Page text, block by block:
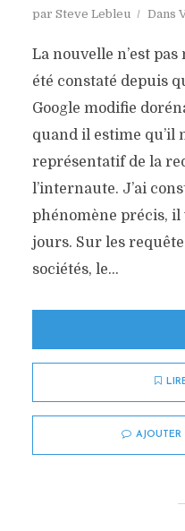
par Steve Lebleu Dans
La nouvelle n’est
été constaté depuis
Google modifie
quand il estime qu’il
représentatif de la
l’internaute. J’ai
phénomène précis, il
jours. Sur les
sociétés, le...